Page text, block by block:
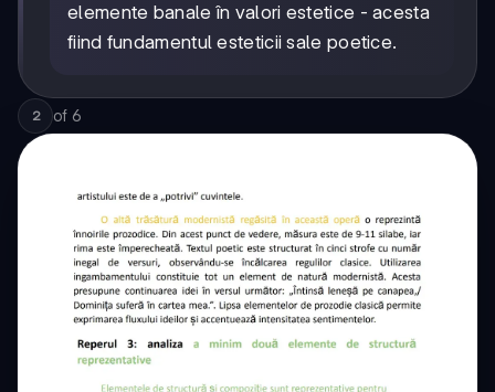
elemente banale în valori estetice - acesta
fiind fundamentul esteticii sale poetice.
2 of 6